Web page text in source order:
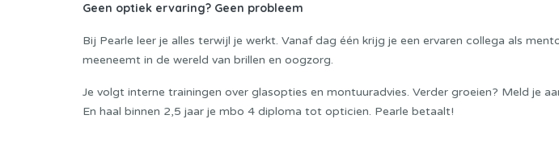
Geen optiek ervaring? Geen probleem
Bij Pearle leer je alles terwijl je werkt. Vanaf dag één krijg je een ervaren collega als
meeneemt in de wereld van brillen en oogzorg.
Je volgt interne trainingen over glasopties en montuuradvies. Verder groeien? Meld je
En haal binnen 2,5 jaar je mbo 4 diploma tot opticien. Pearle betaalt!